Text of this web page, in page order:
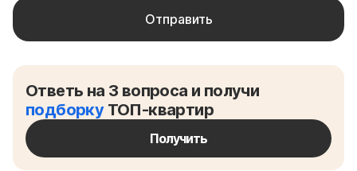
Ответь на 3 вопроса и получи
подборкуТОП-квартир
Получить